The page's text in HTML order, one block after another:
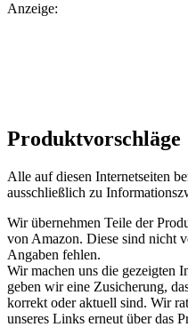
Anzeige:
Produktvorschläge
Alle auf diesen Internetseiten
ausschließlich zu
Wir übernehmen Teile der
von Amazon. Diese sind nicht
Angaben fehlen.
Wir machen uns die gezeigten
geben wir eine Zusicherung,
korrekt oder aktuell sind. Wir
unseres Links erneut über das